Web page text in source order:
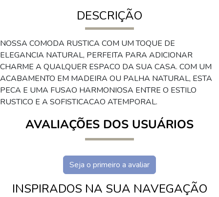
DESCRIÇÃO
NOSSA COMODA RUSTICA COM UM TOQUE DE
ELEGANCIA NATURAL, PERFEITA PARA ADICIONAR
CHARME A QUALQUER ESPACO DA SUA CASA. COM UM
ACABAMENTO EM MADEIRA OU PALHA NATURAL, ESTA
PECA E UMA FUSAO HARMONIOSA ENTRE O ESTILO
RUSTICO E A SOFISTICACAO ATEMPORAL.
AVALIAÇÕES DOS USUÁRIOS
Seja o primeiro a avaliar
INSPIRADOS NA SUA NAVEGAÇÃO